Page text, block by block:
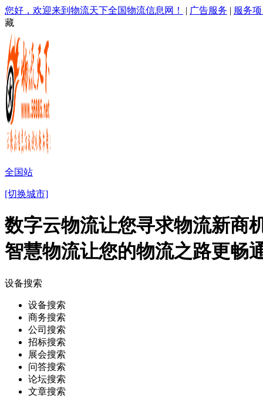
您好，欢迎来到物流天下全国物流信息网！ | 广告服务 | 服务
藏
全国站
[切换城市]
数字云物流让您寻求物流新商
智慧物流让您的物流之路更畅
设备搜索
设备搜索
商务搜索
公司搜索
招标搜索
展会搜索
问答搜索
论坛搜索
文章搜索